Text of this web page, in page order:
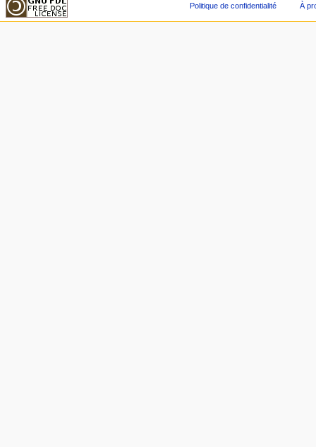
Politique de confidentialité À